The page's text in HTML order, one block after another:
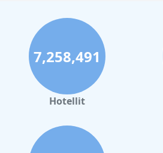
7,258,491
Hotellit